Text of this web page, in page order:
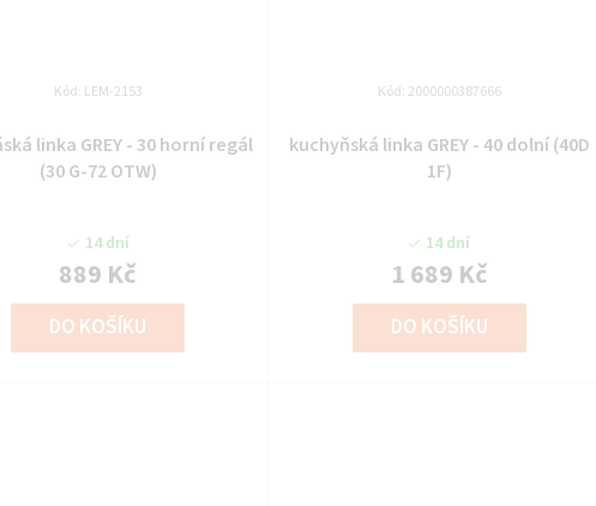
linka GREY - 30 horní regál
(30 G-72 OTW)
14 dní
889 Kč
DO KOŠÍKU
Kód: LEM-2153
kuchyňská linka GREY - 40 dolní (40D
1F)
14 dní
1 689 Kč
DO KOŠÍKU
Kód: 2000000387666